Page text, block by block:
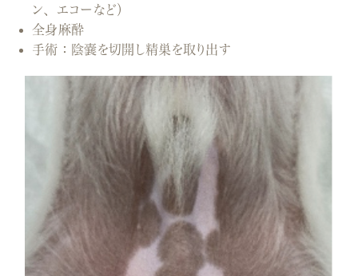
ン、エコーなど）
全身麻酔
手術：陰嚢を切開し精巣を取り出す